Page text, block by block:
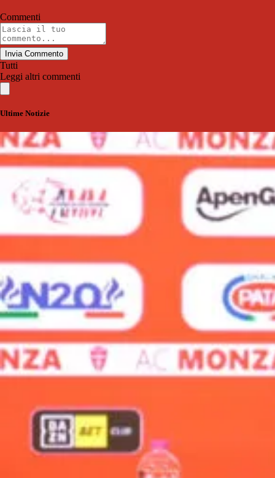
Commenti
Invia Commento
Tutti
Leggi altri commenti
Ultime Notizie